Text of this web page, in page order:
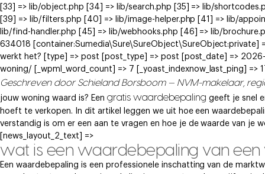
[33] => lib/object.php [34] => lib/search.php [35] => lib/
[39] => lib/filters.php [40] => lib/image-helper.php [41] => lib/
lib/find-handler.php [45] => lib/webhooks.php [46] => lib/
634018 [container:Sumedia\Sure\SureObject\SureObject:private]
werkt het? [type] => post [post_type] => post [post_date] =>
woning/ [_wpml_word_count] => 7 [_yoast_indexnow_last_ping]
Geschreven door Schieland Borsboom — NVM-makelaar,
jouw woning waard is? Een gratis waardebepaling geeft je snel
hoeft te verkopen. In dit artikel leggen we uit hoe een
verstandig is om er een aan te vragen en hoe je de waarde van je
[news_layout_2_text] =>
wat is een waardebepaling van een
Een waardebepaling is een professionele inschatting van de